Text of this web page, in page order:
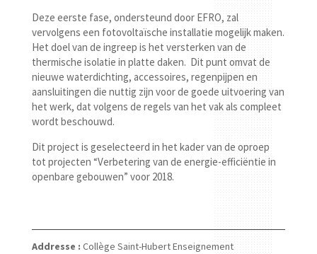
Deze eerste fase, ondersteund door EFRO, zal
vervolgens een fotovoltaïsche installatie mogelijk maken.
Het doel van de ingreep is het versterken van de
thermische isolatie in platte daken. Dit punt omvat de
nieuwe waterdichting, accessoires, regenpijpen en
aansluitingen die nuttig zijn voor de goede uitvoering van
het werk, dat volgens de regels van het vak als compleet
wordt beschouwd.
Dit project is geselecteerd in het kader van de oproep
tot projecten “Verbetering van de energie-efficiëntie in
openbare gebouwen” voor 2018.
Addresse : Collège Saint-Hubert Enseignement